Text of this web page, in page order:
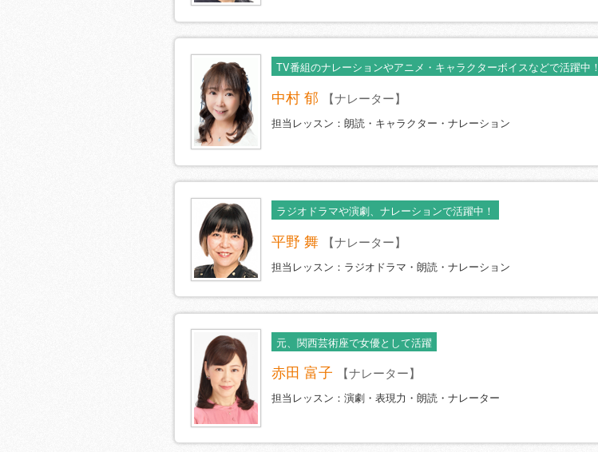
TV番組のナレーションやアニメ・キャラクターボイスなどで活躍中！
中村 郁 【ナレーター】
担当レッスン：朗読・キャラクター・ナレーション
ラジオドラマや演劇、ナレーションで活躍中！
平野 舞 【ナレーター】
担当レッスン：ラジオドラマ・朗読・ナレーション
元、関西芸術座で女優として活躍
赤田 富子 【ナレーター】
担当レッスン：演劇・表現力・朗読・ナレーター